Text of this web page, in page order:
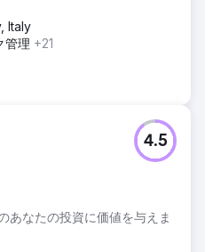
Italy
管理 +21
あなたの投資に価値を与えま
4.5